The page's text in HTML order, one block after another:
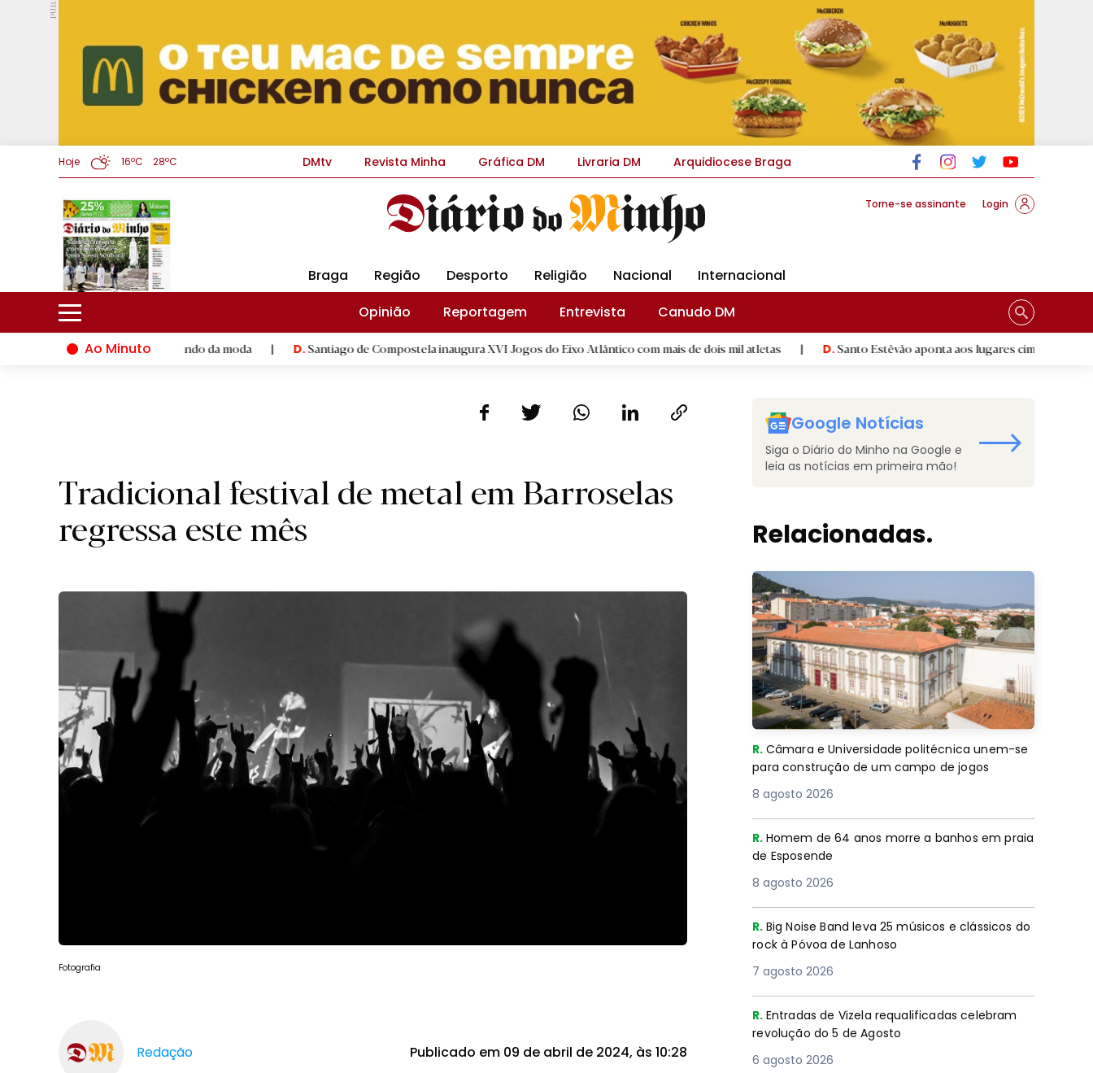
PUB.
Hoje 16ºC 28ºC DMtv Revista Minha Gráfica DM Livraria DM Arquidiocese Braga
Torne-se assinante Login
Braga Região Desporto Religião Nacional
Internacional
Opinião
Reportagem Entrevista
Canudo DM
Ao Minuto
e à inovação do mundo da moda | D.Santiago de Compostela inaugura XVI Jogos do Eixo Atlântico com mais de dois mil atletas | D.Santo Estêvão aponta aos lugares cimeiros da Honra
Tradicional festival de metal em Barroselas
regressa este mês
Fotografia
Redação Publicado em 09 de abril de 2024, às 10:28
Google Notícias
Siga o Diário do Minho na Google e
leia as notícias em primeira mão!
Relacionadas.
R. Câmara e Universidade politécnica unem-se
para construção de um campo de jogos
8 agosto 2026
R. Homem de 64 anos morre a banhos em praia
de Esposende
8 agosto 2026
R. Big Noise Band leva 25 músicos e clássicos do
rock à Póvoa de Lanhoso
7 agosto 2026
R. Entradas de Vizela requalificadas celebram
revolução do 5 de Agosto
6 agosto 2026